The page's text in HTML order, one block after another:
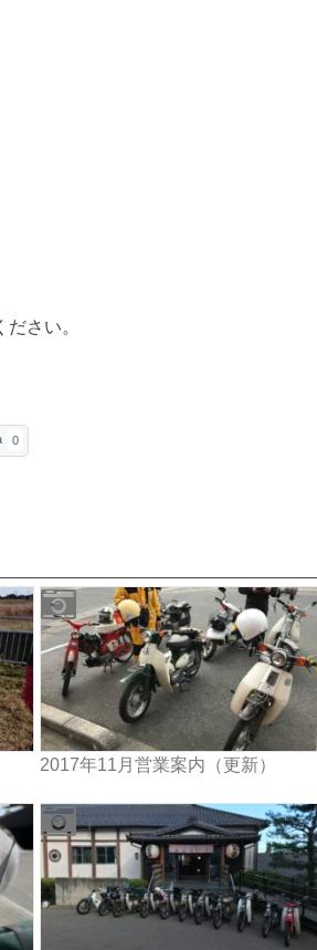
さい。
0
2017年11月営業案内（更新）